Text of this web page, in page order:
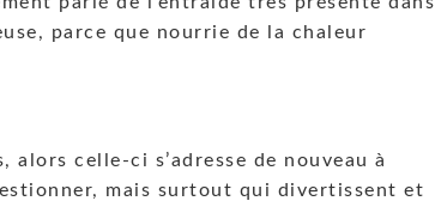
parce que nourrie de la chaleur
alors celle-ci s’adresse de nouveau à
mais surtout qui divertissent et